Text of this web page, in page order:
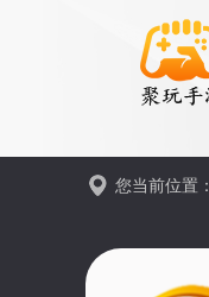
您当前位置：